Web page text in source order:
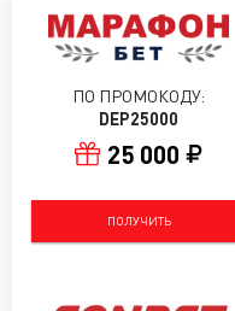
ПО ПРОМОКОДУ:
DEP25000
25 000
ПОЛУЧИТЬ